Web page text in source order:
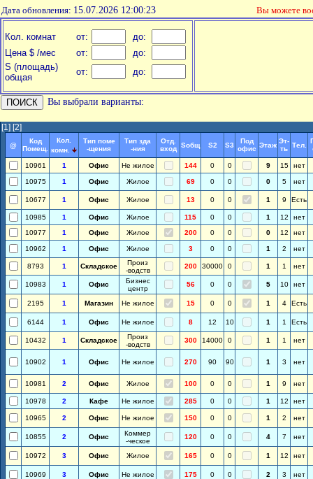
Дата обновления: 15.07.2026 12:00:23 Вы можете
Кол. комнат от:
до:
Цена $ /мес
от:
до:
S (площадь)
общая
от: до:
Вы выбрали варианты:
[1] [2]
@
Код
Помещ.
Кол.
комн.
Тип поме
-щения
Тип зда
-ния
Отд.
вход Soбщ S2 S3
Под
офис Этаж
Эт-
ть Тел.
10961 1 Офис Не жилое 144 0 0 9 15 нет
10975 1 Офис Жилое 69 0 0 0 5 нет
10677 1 Офис Жилое 13 0 0 1 9 Есть
10985 1 Офис Жилое 115 0 0 1 12
нет
10977
1 Офис Жилое 200 0 0 0 12 нет
10962 1 Офис Жилое 3 0 0 1 2 нет
8793 1 Складское
Произ
-водств
200 30000 0 1 1 нет
10983 1 Офис
Бизнес
центр
56 0 0 5 10 нет
2195 1 Магазин Не жилое 15 0 0 1 4 Есть
6144 1 Офис Не жилое 8 12 10 1 1 Есть
10432 1 Складское
Произ
-водств
300 14000 0 1 1 нет
10902 1 Офис Не жилое 270 90 90 1 3 нет
10981 2 Офис Жилое 100 0 0 1 9 нет
10978 2 Кафе Не жилое 285 0 0 1 12 нет
10965 2 Офис Не жилое 150 0 0 1 2 нет
10855 2 Офис
Коммер
-ческое
120 0 0 4 7 нет
10972 3 Офис Жилое 165 0 0 1 12 нет
10969 3 Офис Не жилое 175 0 0 2 3 нет